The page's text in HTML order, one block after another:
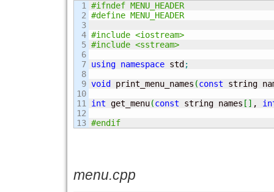
1
2
3
4
5
6
7
8
9
10
11
12
#ifndef MENU_HEADER
#define MENU_HEADER
#include <iostream>
#include <sstream>
using namespace std ;
void
print_menu_names (const string
int get_menu(const string names [ ] ,
#endif
menu.cpp